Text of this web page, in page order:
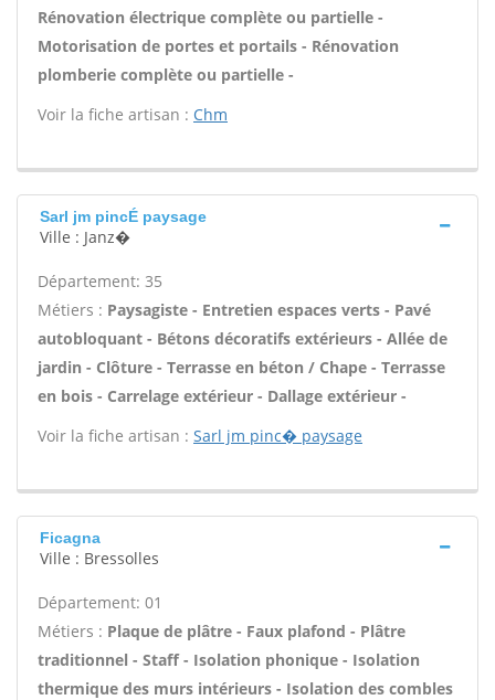
Rénovation électrique complète ou partielle -
Motorisation de portes et portails - Rénovation
plomberie complète ou partielle -
Voir la fiche artisan : Chm
Sarl jm pincÉ paysage
Ville : Janz�
Département: 35
Métiers : Paysagiste - Entretien espaces verts - Pavé
autobloquant - Bétons décoratifs extérieurs - Allée de
jardin - Clôture - Terrasse en béton / Chape - Terrasse
en bois - Carrelage extérieur - Dallage extérieur -
Voir la fiche artisan : Sarl jm pinc� paysage
Ficagna
Ville : Bressolles
Département: 01
Métiers : Plaque de plâtre - Faux plafond - Plâtre
traditionnel - Staff - Isolation phonique - Isolation
thermique des murs intérieurs - Isolation des combles